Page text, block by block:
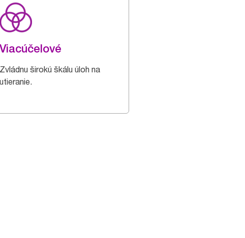
Viacúčelové
Zvládnu širokú škálu úloh na
utieranie.